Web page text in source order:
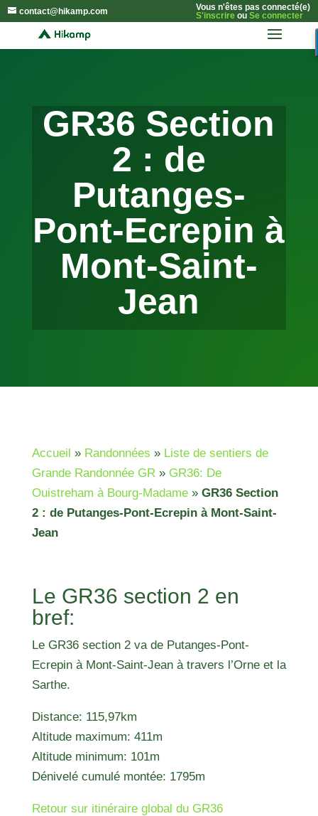
contact@hikamp.com
Vous n'êtes pas connecté(e)
S'inscrireou Se connecter
GR36 Section
2 : de
Putanges-
Pont-Ecrepin à
Mont-Saint-
Jean
Accueil » Randonnées » Liste de sentiers de
Grande Randonnée GR» GR36: De
Ouistreham à Bourg-Madame» GR36 Section
2 : de Putanges-Pont-Ecrepin à Mont-Saint-
Jean
Le GR36 section 2 en
bref:
Le GR36 section 2 va de Putanges-Pont-
Ecrepin à Mont-Saint-Jean à travers l’Orne et la
Sarthe.
Distance: 115,97km
Altitude maximum: 411m
Altitude minimum: 101m
Dénivelé cumulé montée: 1795m
Retour sur itinéraire global du GR36